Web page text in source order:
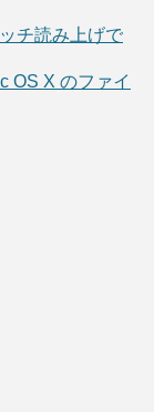
チ読み上げで
OS X のファイ